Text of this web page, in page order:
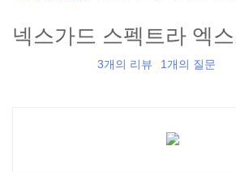
넥스가드 스펙트라 엑
3개의 리뷰 1개의 질문